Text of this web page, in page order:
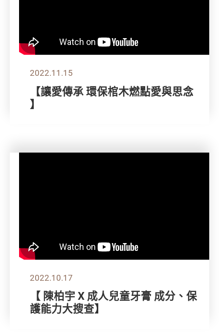
2022.11.15
【讓愛傳承 環保棺木燃點愛與思念
】
2022.10.17
【 陳柏宇 X 成人兒童牙膏 成分、保
護能力大搜查】